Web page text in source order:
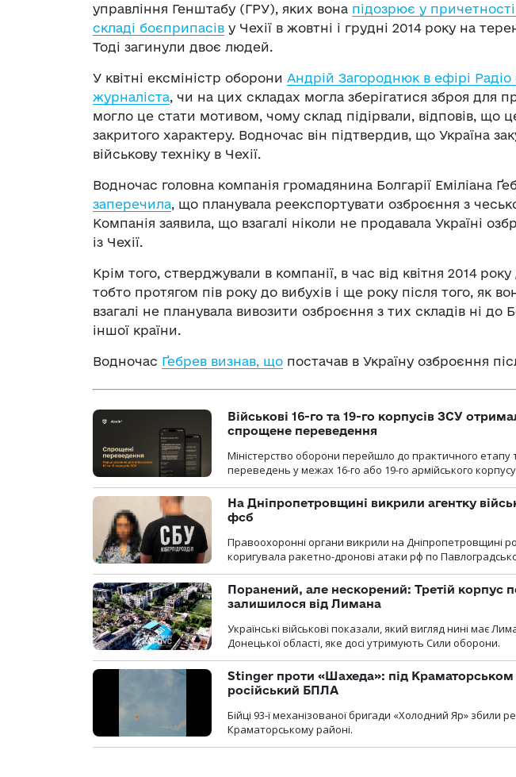
управління Генштабу (ГРУ), яких вона підозрює у
складі боєприпасів у Чехії в жовтні і грудні 2014 року на
Тоді загинули двоє людей.
У квітні ексміністр оборони Андрій Загороднюк в ефірі
журналіста, чи на цих складах могла зберігатися зброя для
могло це стати мотивом, чому склад підірвали, відповів, що
закритого характеру. Водночас він підтвердив, що Україна
військову техніку в Чехії.
Водночас головна компанія громадянина Болгарії Еміліана
заперечила, що планувала реекспортувати озброєння з
Компанія заявила, що взагалі ніколи не продавала Україні
із Чехії.
Крім того, стверджували в компанії, в час від квітня 2014
тобто протягом пів року до вибухів і ще року після того, як
взагалі не планувала вивозити озброєння з тих складів ні до
іншої країни.
Водночас Ґебрев визнав, що постачав в Україну озброєння
Військові 16-го та 19-го корпусів ЗСУ
спрощене переведення
Міністерство оборони перейшло до практичного
переведень у межах 16-го або 19-го армійського
На Дніпропетровщині викрили агентку
фсб
Правоохоронні органи викрили на Дніпропетровщині
коригувала ракетно-дронові атаки рф по
Поранений, але нескорений: Третій корпус
залишилося від Лимана
Українські військові показали, який вигляд нині має
Донецької області, яке досі утримують Сили оборони.
Stinger проти «Шахеда»: під Краматорськом
російський БПЛА
Бійці 93-ї механізованої бригади «Холодний Яр» збили
Краматорському районі.